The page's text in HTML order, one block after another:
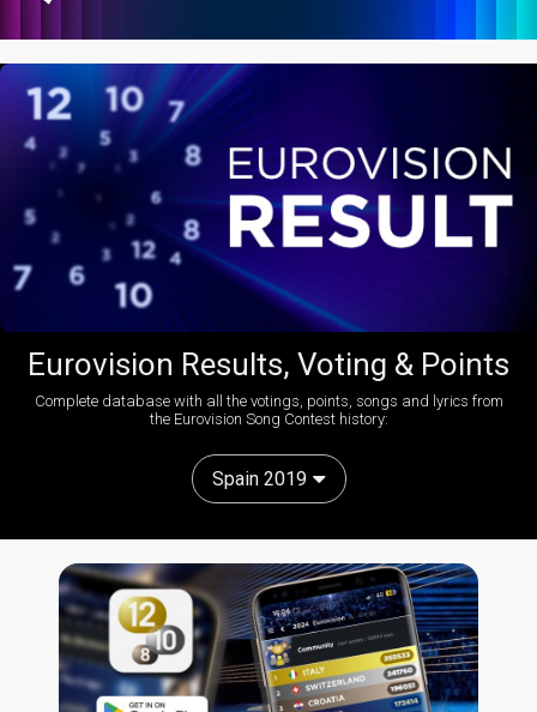
Eurovision Results, Voting & Points
Complete database with all the votings, points, songs and lyrics from
the Eurovision Song Contest history:
Spain 2019